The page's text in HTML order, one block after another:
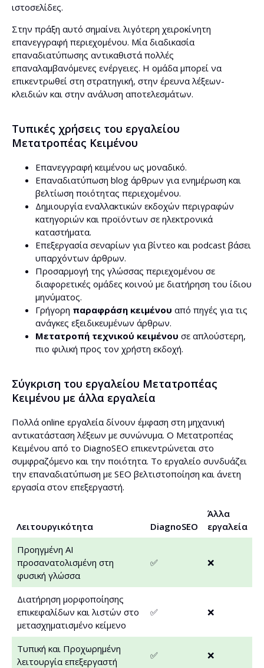
ιστοσελίδες.
Στην πράξη αυτό σημαίνει λιγότερη χειροκίνητη
επανεγγραφή περιεχομένου. Μία διαδικασία
επαναδιατύπωσης αντικαθιστά πολλές
επαναλαμβανόμενες ενέργειες. Η ομάδα μπορεί να
επικεντρωθεί στη στρατηγική, στην έρευνα λέξεων-
κλειδιών και στην ανάλυση αποτελεσμάτων.
Τυπικές χρήσεις του εργαλείου
Μετατροπέας Κειμένου
Επανεγγραφή κειμένου ως μοναδικό.
Επαναδιατύπωση blog άρθρων για ενημέρωση και
βελτίωση ποιότητας περιεχομένου.
Δημιουργία εναλλακτικών εκδοχών περιγραφών
κατηγοριών και προϊόντων σε ηλεκτρονικά
καταστήματα.
Επεξεργασία σεναρίων για βίντεο και podcast βάσει
υπαρχόντων άρθρων.
Προσαρμογή της γλώσσας περιεχομένου σε
διαφορετικές ομάδες κοινού με διατήρηση του ίδιου
μηνύματος.
Γρήγορη παραφράση κειμένου από πηγές για τις
ανάγκες εξειδικευμένων άρθρων.
Μετατροπή τεχνικού κειμένου σε απλούστερη,
πιο φιλική προς τον χρήστη εκδοχή.
Σύγκριση του εργαλείου Μετατροπέας
Κειμένου με άλλα εργαλεία
Πολλά online εργαλεία δίνουν έμφαση στη μηχανική
αντικατάσταση λέξεων με συνώνυμα. Ο Μετατροπέας
Κειμένου από το DiagnoSEO επικεντρώνεται στο
συμφραζόμενο και την ποιότητα. Το εργαλείο συνδυάζει
την επαναδιατύπωση με SEO βελτιστοποίηση και άνετη
εργασία στον επεξεργαστή.
Λειτουργικότητα DiagnoSEO
Άλλα
εργαλεία
Προηγμένη AI
προσανατολισμένη στη
φυσική γλώσσα
✅ ❌
Διατήρηση μορφοποίησης
επικεφαλίδων και λιστών στο
μετασχηματισμένο κείμενο
✅ ❌
Τυπική και Προχωρημένη
λειτουργία επεξεργαστή
✅ ❌